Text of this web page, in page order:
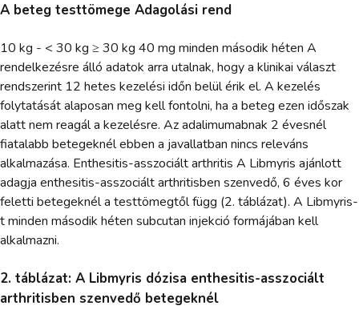
A beteg testtömege Adagolási rend
10 kg - < 30 kg ≥ 30 kg 40 mg minden második héten A
rendelkezésre álló adatok arra utalnak, hogy a klinikai választ
rendszerint 12 hetes kezelési időn belül érik el. A kezelés
folytatását alaposan meg kell fontolni, ha a beteg ezen időszak
alatt nem reagál a kezelésre. Az adalimumabnak 2 évesnél
fiatalabb betegeknél ebben a javallatban nincs releváns
alkalmazása. Enthesitis-asszociált arthritis A Libmyris ajánlott
adagja enthesitis-asszociált arthritisben szenvedő, 6 éves kor
feletti betegeknél a testtömegtől függ (2. táblázat). A Libmyris-
t minden második héten subcutan injekció formájában kell
alkalmazni.
2. táblázat: A Libmyris dózisa enthesitis-asszociált
arthritisben szenvedő betegeknél